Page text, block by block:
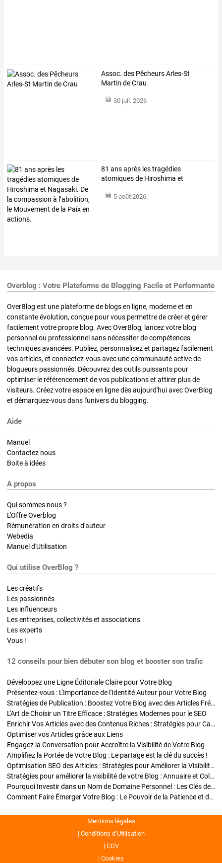
Assoc. des Pêcheurs Arles-St
Martin de Crau
30 juil. 2026
81 ansaprès lestragédies
atomiquesde Hiroshima et
5 août 2026
Overblog : Votre Plateforme de Blogging Facile et Performante
OverBlog est une plateforme de blogs en ligne, moderne et en
constante évolution, conçue pour vous permettre de créer et gérer
facilement votre propre blog. Avec OverBlog, lancez votre blog
personnel ou professionnel sans nécessiter de compétences
techniques avancées. Publiez, personnalisez et partagez facilement
vos articles, et connectez-vous avec une communauté active de
blogueurs passionnés. Découvrez des outils puissants pour
optimiser le référencement de vos publications et attirer plus de
visiteurs. Créez votre espace en ligne dès aujourd'hui avec OverBlog
et démarquez-vous dans l'univers du blogging.
Aide
Manuel
Contactez nous
Boite à idées
A propos
Qui sommes nous ?
L'Offre Overblog
Rémunération en droits d'auteur
Webedia
Manuel d'Utilisation
Qui utilise OverBlog ?
Les créatifs
Les passionnés
Les influenceurs
Les entreprises, collectivités et associations
Les experts
Vous !
12 conseils pour bien débuter son blog et booster son trafic
Développez une Ligne Éditoriale Claire pour Votre Blog
Présentez-vous : L'Importance de l'Identité Auteur pour Votre Blog
Stratégies de Publication : Boostez Votre Blog avec des Articles Fréquents et Exclusifs
L'Art de Choisir un Titre Efficace : Stratégies Modernes pour le SEO
Enrichir Vos Articles avec des Contenus Riches : Stratégies pour Captiver et Optimiser
Optimiser vos Articles grâce aux Liens
Engagez la Conversation pour Accroître la Visibilité de Votre Blog
Amplifiez la Portée de Votre Blog : Le partage est la clé du succès !
Optimisation SEO des Articles : Stratégies pour Améliorer la Visibilité de Votre Blog
Stratégies pour améliorer la visibilité de votre Blog : Annuaire et Collaborations
Pourquoi Investir dans un Nom de Domaine Personnel : Les Clés de la Réussite de Votre Blog
Comment Faire Émerger Votre Blog : Le Pouvoir de la Patience et de la Persévérance
Mentions légales
Conditions d’Utilisation
CGV
Cookies